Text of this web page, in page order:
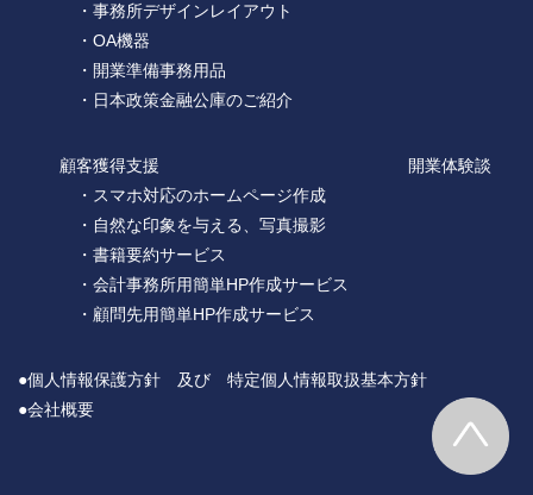
・事務所デザインレイアウト
・OA機器
・開業準備事務用品
・日本政策金融公庫のご紹介
顧客獲得支援
・スマホ対応のホームページ作成
・自然な印象を与える、写真撮影
・書籍要約サービス
・会計事務所用簡単HP作成サービス
・顧問先用簡単HP作成サービス
開業体験談
●個人情報保護方針 及び 特定個人情報取扱基本方針
●会社概要